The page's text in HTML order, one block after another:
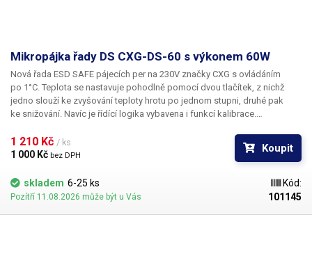
Mikropájka řady DS CXG-DS-60 s výkonem 60W
Nová řada ESD SAFE pájecích per na 230V značky CXG s ovládáním
po 1°C. Teplota se nastavuje pohodlně pomocí dvou tlačítek, z nichž
jedno slouží ke zvyšování teploty hrotu po jednom stupni, druhé pak
ke snižování. Navíc je řídící logika vybavena i funkcí kalibrace.
která reprezentuje korekci skutečné teploty hrotu dle externího
kalibračního měřidla.
1 210 Kč / ks
1 000 Kč bez DPH
Koupit
skladem 6-25 ks
Pozítří 11.08.2026 může být u Vás
Kód:
101145